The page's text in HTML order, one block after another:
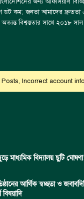
জন্য অফিসিয়াল বিভিন্ন
ডট কম; জনতা আমাদের দ্রুততা
অত্যন্ত বিশ্বস্ততার সাথে ২০১৮
Incorrect account
মাধ্যমিক বিদ্যালয় ছুটি
আর্থিক স্বচ্ছতা ও